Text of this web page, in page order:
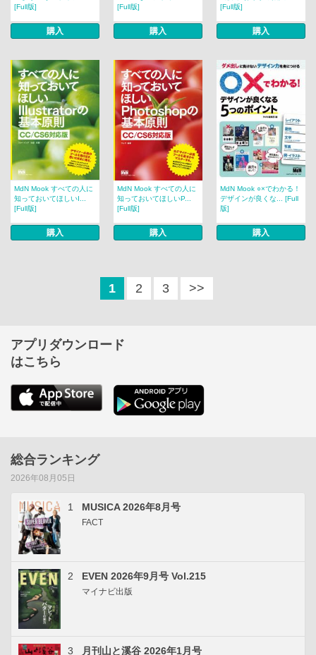
[Full版]
購入
[Full版]
購入
[Full版]
購入
MdN Mook すべての人に
知っておいてほしいI...
[Full版]
購入
MdN Mook すべての人に
知っておいてほしいP...
[Full版]
購入
MdN Mook ○×でわかる！
デザインが良くな... [Full
版]
購入
1 2 3 >>
アプリダウンロード
はこちら
総合ランキング
2026年08月05日
1 MUSICA 2026年8月号
FACT
2 EVEN 2026年9月号 Vol.215
マイナビ出版
3 月刊山と溪谷 2026年1月号